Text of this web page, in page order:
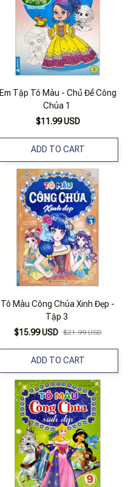
Em Tập Tô Màu - Chủ Đề Công
Chúa 1
$11.99 USD
ADD TO CART
Tô Màu Công Chúa Xinh Đẹp -
Tập 3
$15.99 USD $21.99 USD
ADD TO CART